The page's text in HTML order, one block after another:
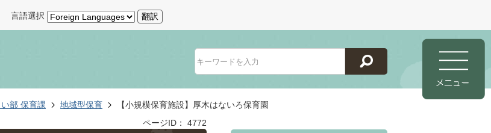
言語選択 翻訳
部 保育課 地域型保育
【小規模保育施設】厚木はないろ保育園
ページID：
4772